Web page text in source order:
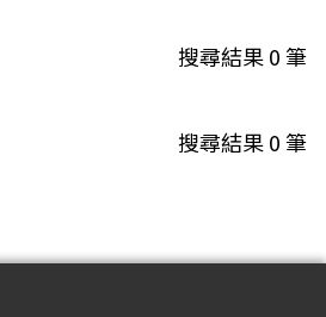
搜尋結果0筆
搜尋結果0筆